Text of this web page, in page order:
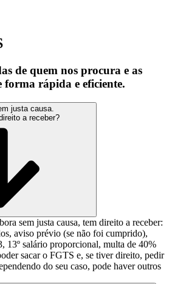
de quem nos procura e as
forma rápida e eficiente.
justa causa.
a receber?
sem justa causa, tem direito a receber:
aviso prévio (se não foi cumprido),
13º salário proporcional, multa de 40%
sacar o FGTS e, se tiver direito, pedir
do seu caso, pode haver outros